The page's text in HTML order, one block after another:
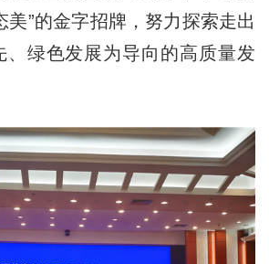
美”的金字招牌，努力探索走出
、绿色发展为导向的高质量发